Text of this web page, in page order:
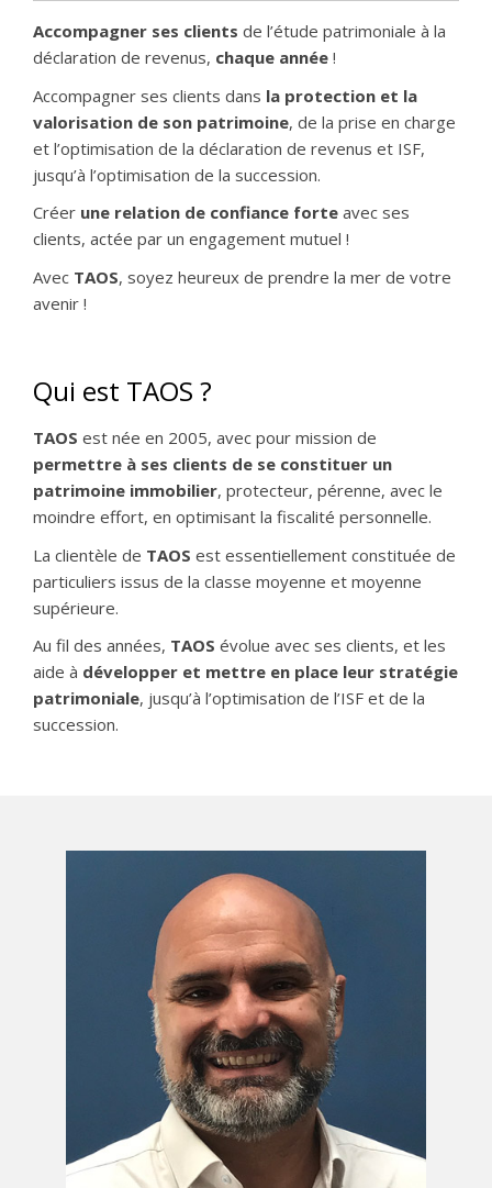
Accompagner ses clients de l’étude patrimoniale à la
déclaration de revenus, chaque année !
Accompagner ses clients dans la protection et la
valorisation de son patrimoine, de la prise en charge
et l’optimisation de la déclaration de revenus et ISF,
jusqu’à l’optimisation de la succession.
Créer une relation de confiance forte avec ses
clients, actée par un engagement mutuel !
Avec TAOS, soyez heureux de prendre la mer de votre
avenir !
Qui est TAOS ?
TAOS est née en 2005, avec pour mission de
permettre à ses clients de se constituer un
patrimoine immobilier, protecteur, pérenne, avec le
moindre effort, en optimisant la fiscalité personnelle.
La clientèle de TAOS est essentiellement constituée de
particuliers issus de la classe moyenne et moyenne
supérieure.
Au fil des années, TAOS évolue avec ses clients, et les
aide à développer et mettre en place leur stratégie
patrimoniale, jusqu’à l’optimisation de l’ISF et de la
succession.